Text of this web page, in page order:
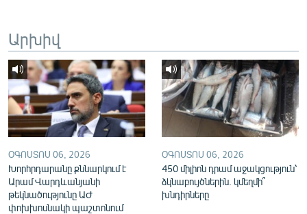
English
Русский
ՀԵՏԵՎԵՔ ՄԵԶ
«Ազատության» բոլոր կայքերը
Արխիվ
ՕԳՈՍՏՈՍ 06, 2026
Խորհրդարանը քննարկում է
Արամ Վարդևանյանի
թեկնածությունը ԱԺ
փոխխոսնակի պաշտոնում
ՕԳՈՍՏՈՍ 06, 2026
450 միլիոն դրամ աջակցություն՝
ձկնաբույծներին. կմեղմի՞
խնդիրները